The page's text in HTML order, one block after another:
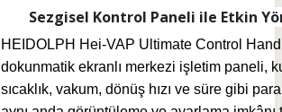
Sezgisel Kontrol Paneli ile Etkin
HEIDOLPH Hei-VAP Ultimate Control
dokunmatik ekranlı merkezi işletim paneli,
sıcaklık, vakum, dönüş hızı ve süre gibi